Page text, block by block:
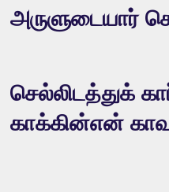
அருளுடையார்
செல்லிடத்துக்
காக்கின்என்